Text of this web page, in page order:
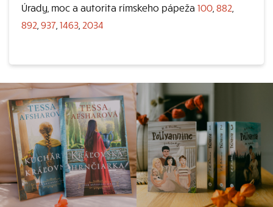
Úrady, moc a autorita rímskeho pápeža 100 882
892 937 1463 2034